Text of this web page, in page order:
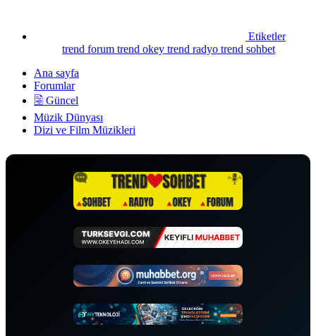
Etiketler
trend forum trend okey trend radyo trend sohbet
Ana sayfa
Forumlar
🗟 Güncel
Müzik Dünyası
Dizi ve Film Müzikleri